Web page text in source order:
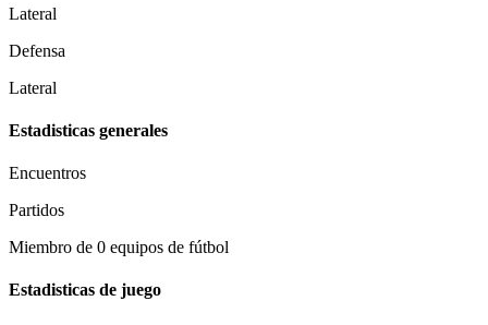
Lateral
Defensa
Lateral
Estadisticas generales
Encuentros
Partidos
Miembro de 0 equipos de fútbol
Estadisticas de juego